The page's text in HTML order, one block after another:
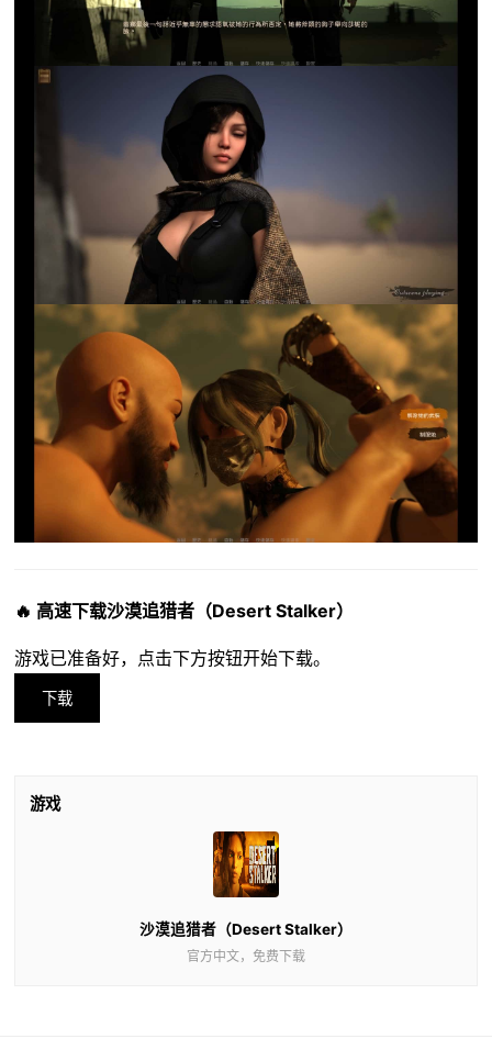
🔥 高速下载沙漠追猎者（Desert Stalker）
游戏已准备好，点击下方按钮开始下载。
下载
游戏
沙漠追猎者（Desert Stalker）
官方中文，免费下载